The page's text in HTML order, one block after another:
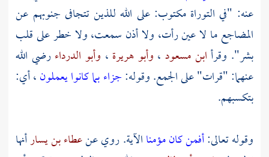
عنه: "في التوراة مكتوب: على الله للذين تتجافى جنوبهم عن
المضاجع ما لا عين رأت، ولا أذن سمعت، ولا خطر على قلب
بشر". وقرأابن مسعود ، وأبو هريرة ، وأبو الدرداءرضي الله
عنهما: "قرات" على الجمع. وقوله:جزاء بما كانوا يعملون، أي:
بتكسبهم.
وقوله تعالى:أفمن كان مؤمناالآية. روي عنعطاء بن يسارأنها